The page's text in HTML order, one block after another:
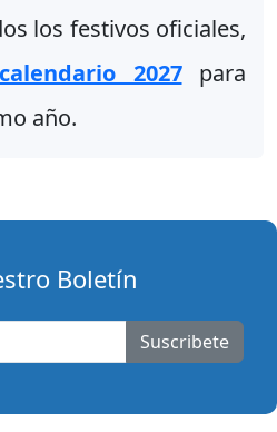
los festivos oficiales,
calendario 2027para
año.
Boletín
Suscribete